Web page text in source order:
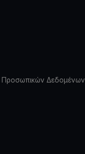
Προσωπικών Δεδομένων